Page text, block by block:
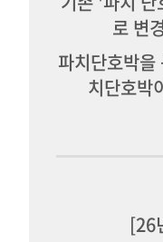
로 변
파치단호박을
치단호박
[26